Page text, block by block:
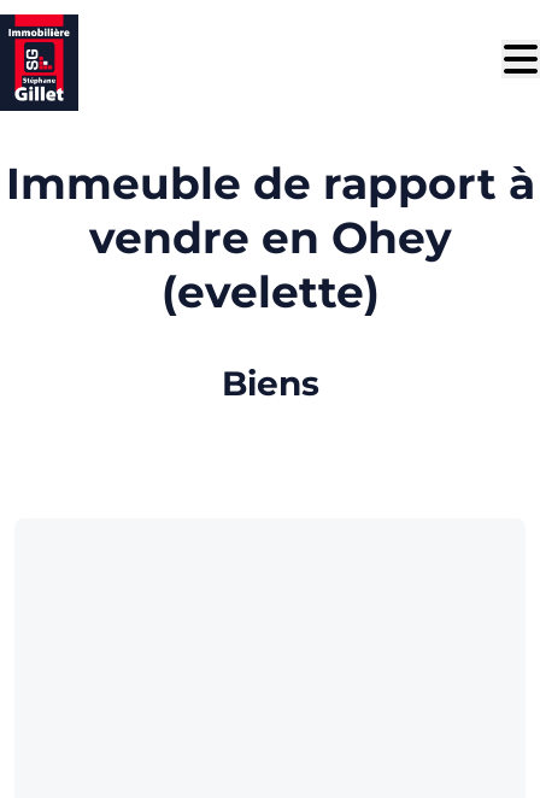
Aller au contenu principal
Immeuble de rapport à
vendre en Ohey
(evelette)
Biens